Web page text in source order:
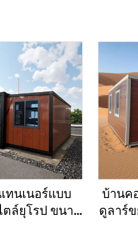
ทนเนอร์แบบ
ตล์ยุโรป ขนาด
บ้านค
ดูลาร์